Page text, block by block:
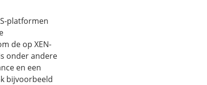
platformen
de op XEN-
onder andere
en een
bijvoorbeeld